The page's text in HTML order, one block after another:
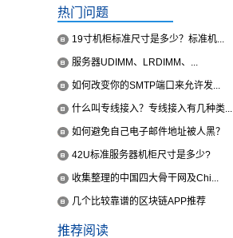
热门问题
19寸机柜标准尺寸是多少？标准机...
服务器UDIMM、LRDIMM、...
如何改变你的SMTP端口来允许发...
什么叫专线接入？专线接入有几种类...
如何避免自己电子邮件地址被人黑？
42U标准服务器机柜尺寸是多少?
收集整理的中国四大骨干网及Chi...
几个比较靠谱的区块链APP推荐
推荐阅读